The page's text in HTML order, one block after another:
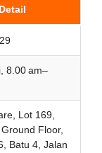
Detail
8.00 am–
Lot 169,
Floor,
Batu 4, Jalan